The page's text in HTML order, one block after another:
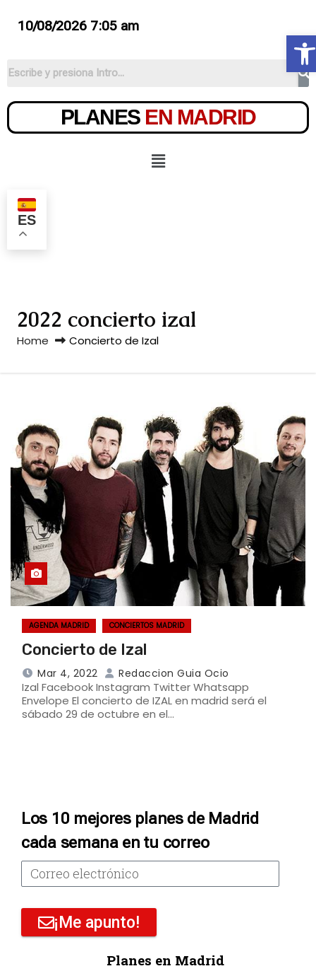
10/08/2026 7:05 am
PLANES EN MADRID
ES
2022 concierto izal
Home Concierto de Izal
AGENDA MADRID CONCIERTOS MADRID
Concierto de Izal
Mar 4, 2022 Redaccion Guia Ocio
Izal Facebook Instagram Twitter Whatsapp
Envelope El concierto de IZAL en madrid será el
sábado 29 de octubre en el…
Los 10 mejores planes de Madrid
cada semana en tu correo
¡Me apunto!
Planes en Madrid